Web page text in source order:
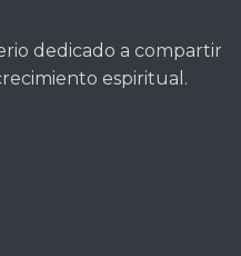
dedicado a compartir
espiritual.